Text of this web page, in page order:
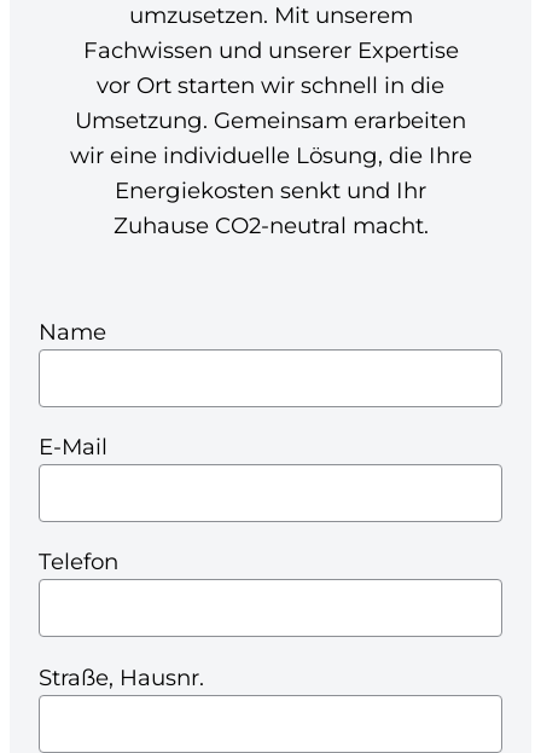
umzusetzen. Mit unserem
Fachwissen und unserer Expertise
vor Ort starten wir schnell in die
Umsetzung. Gemeinsam erarbeiten
wir eine individuelle Lösung, die Ihre
Energiekosten senkt und Ihr
Zuhause CO2-neutral macht.
Name
E-Mail
Telefon
Straße, Hausnr.